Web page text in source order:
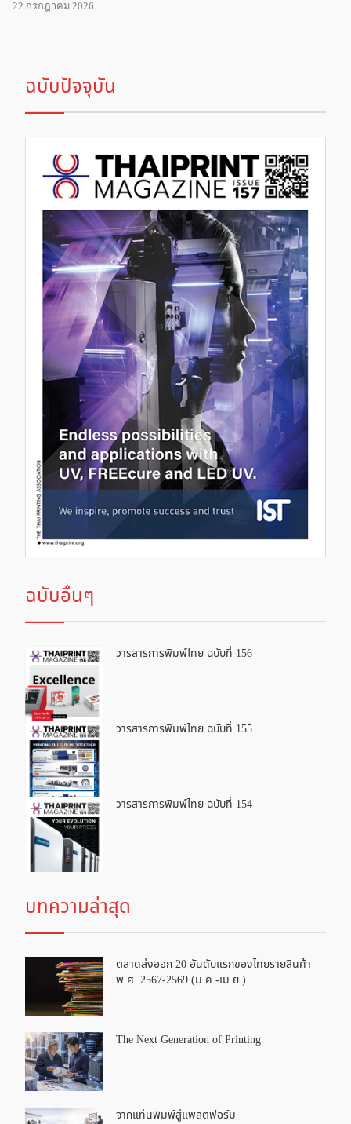
22 กรกฎาคม 2026
ฉบับปัจจุบัน
ฉบับอื่นๆ
วารสารการพิมพ์ไทย ฉบับที่ 156
วารสารการพิมพ์ไทย ฉบับที่ 155
วารสารการพิมพ์ไทย ฉบับที่ 154
บทความล่าสุด
ตลาดส่งออก 20 อันดับแรกของไทยรายสินค้า
พ.ศ. 2567-2569 (ม.ค.-เม.ย.)
The Next Generation of Printing
จากแท่นพิมพ์สู่แพลตฟอร์ม